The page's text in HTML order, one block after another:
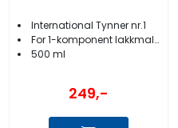
International Tynner nr.1
For 1-komponent lakkmalinger og lakker
500 ml
249,-